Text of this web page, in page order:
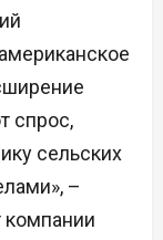
спрос,
сельских
–
компании